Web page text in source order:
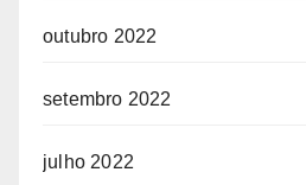
outubro 2022
setembro 2022
julho 2022